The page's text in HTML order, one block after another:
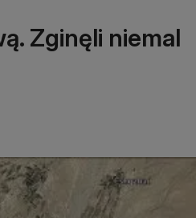
Zginęli niemal